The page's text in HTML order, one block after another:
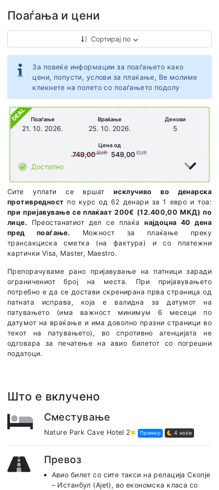
Поаѓања и цени
Сортирај по
За повеќе информации за поаѓањето како
цени, попусти, услови за плаќање, Ве молиме
кликнете на полето со поаѓањето подолу
Поаѓање
21. 10. 2026.
Враќање
25. 10. 2026.
Денови
5
Достапно
Цена од
749,00EUR 549,00 EUR
Сите уплати се вршатисклучиво во денарска
противредност по курс од 62 денари за 1 евро и тоа:
при пријавување се плаќаат 200€ (12.400,00 МКД) по
лице. Преостанатиот дел се плаќанајдоцна 40 дена
пред поаѓање. Можност за плаќање преку
трансакциска сметка (на фактура) и со платежни
картички Visa, Master, Maestro.
Препорачуваме рано пријавување на патници заради
ограничениот број на места. При пријавувањето
потребно е да се достави скренирана прва страница од
патната исправа, која е валидна за датумот на
патувањето (има важност минимум 6 месеци по
датумот на враќање и има доволно празни страници во
текот на патувањето), во спротивно агенцијата не
одговара за печатење на авио билетот со погрешни
податоци.
Што е вклучено
Сместување
Nature Park Cave Hotel 2 Пример 4 ноќи
Превоз
Авио билет со сите такси на релација Скопје
– Истанбул (Ajet), во економска класа со